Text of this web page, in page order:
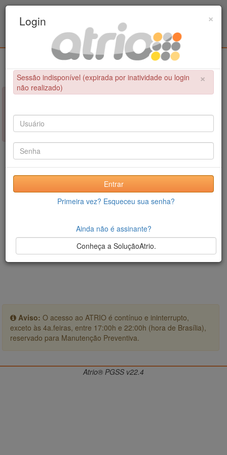
Educação Física / UPE - UFPB
×
NÃO FOI POSSÍVEL CONCLUIR A OPERAÇÃO
Sessão indisponível (expirada por inatividade ou login não
realizado)
Aviso: O acesso ao ATRIO é contínuo e ininterrupto,
exceto às 4a.feiras, entre 17:00h e 22:00h (hora de Brasília),
reservado para Manutenção Preventiva.
×
Login
×
Sessão indisponível (expirada por inatividade ou login
não realizado)
Entrar
Primeira vez? Esqueceu sua senha?
Ainda não é assinante?
Conheça a SoluçãoAtrio.
Atrio® PGSS v22.4